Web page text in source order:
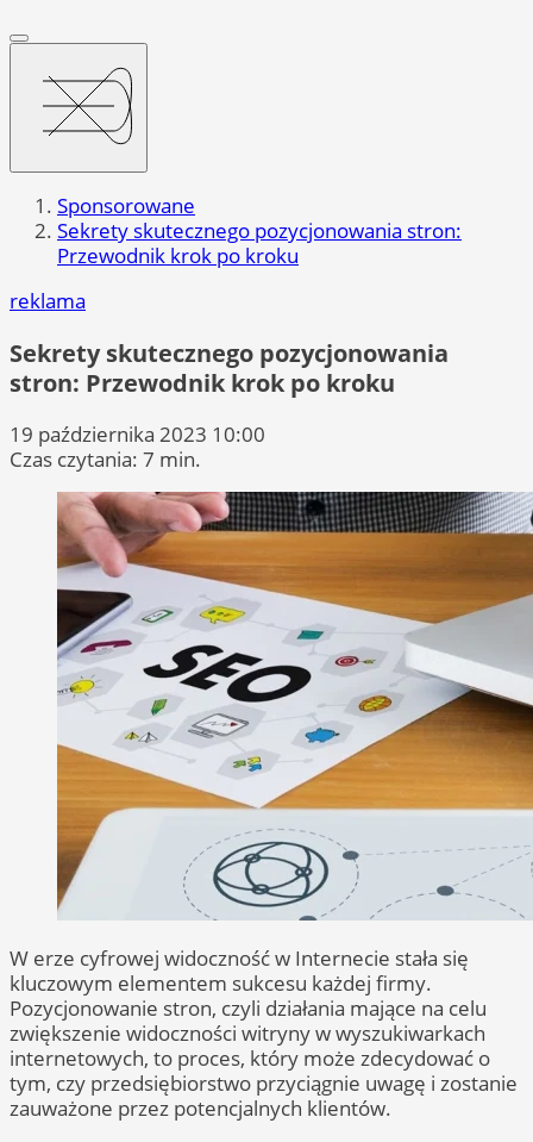
Sponsorowane
Sekrety skutecznego pozycjonowania stron:
Przewodnik krok po kroku
reklama
Sekrety skutecznego pozycjonowania
stron: Przewodnik krok po kroku
19 października 2023 10:00
Czas czytania: 7 min.
W erze cyfrowej widoczność w Internecie stała się
kluczowym elementem sukcesu każdej firmy.
Pozycjonowanie stron, czyli działania mające na celu
zwiększenie widoczności witryny w wyszukiwarkach
internetowych, to proces, który może zdecydować o
tym, czy przedsiębiorstwo przyciągnie uwagę i zostanie
zauważone przez potencjalnych klientów.